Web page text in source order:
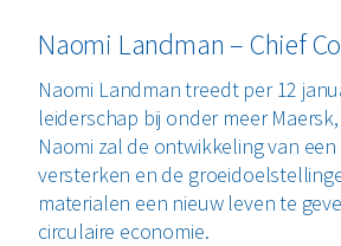
Naomi Landman – Chief
Naomi Landman treedt per 12
leiderschap bij onder meer
Naomi zal de ontwikkeling van
versterken en de
materialen een nieuw leven te
circulaire economie.